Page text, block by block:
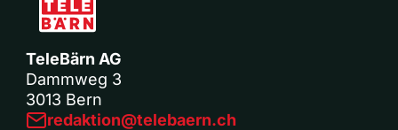
TeleBärn AG
Dammweg 3
3013 Bern
redaktion@telebaern.ch